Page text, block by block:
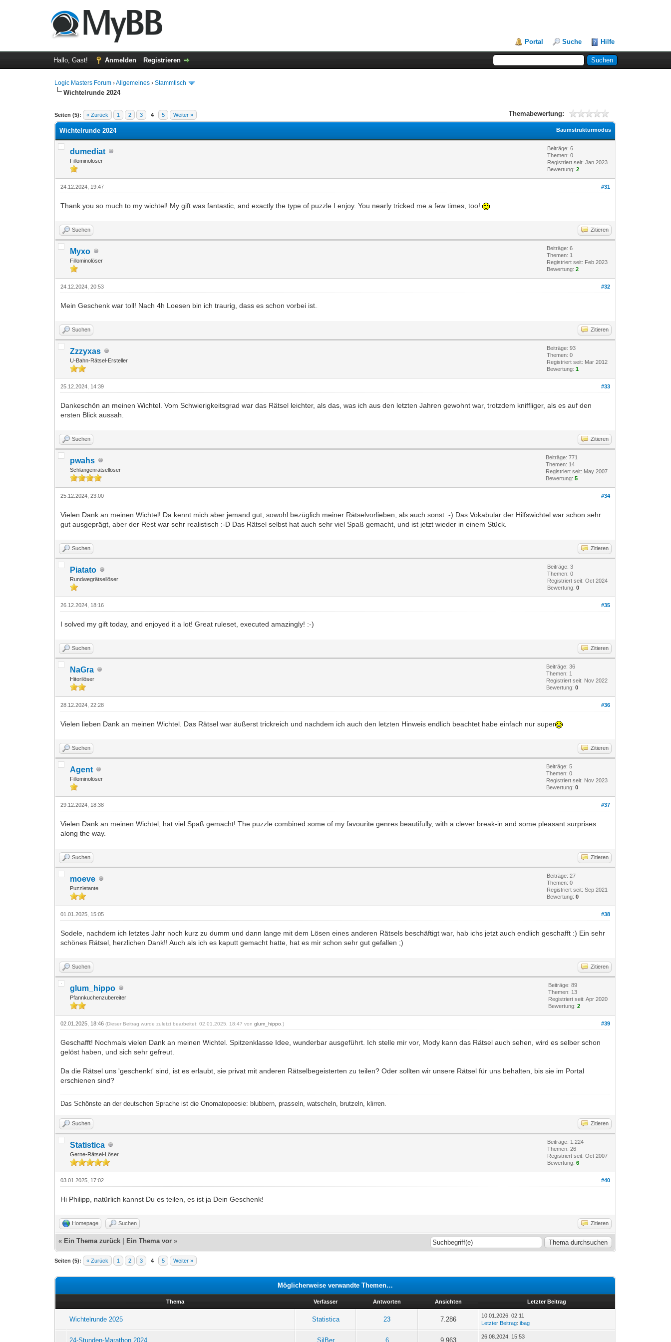
Portal Suche Hilfe
Hallo, Gast! Anmelden Registrieren
Logic Masters Forum ›Allgemeines ›Stammtisch
Wichtelrunde 2024
Seiten (5): « Zurück 1 2 3 4 5 Weiter » Themabewertung:
0 Bewertung(en) - 0 im Durchschnitt
1
2
3
4
5
Baumstrukturmodus
Wichtelrunde 2024
dumediat
Fillominolöser
Beiträge: 6
Themen: 0
Registriert seit: Jan 2023
Bewertung:2
#31
24.12.2024, 19:47
Thank you so much to my wichtel! My gift was fantastic, and exactly the type of puzzle I enjoy. You nearly tricked me a few times, too!
Suchen Zitieren
Myxo
Fillominolöser
Beiträge: 6
Themen: 1
Registriert seit: Feb 2023
Bewertung:2
#32
24.12.2024, 20:53
Mein Geschenk war toll! Nach 4h Loesen bin ich traurig, dass es schon vorbei ist.
Suchen Zitieren
Zzzyxas
U-Bahn-Rätsel-Ersteller
Beiträge: 93
Themen: 0
Registriert seit: Mar 2012
Bewertung:1
#33
25.12.2024, 14:39
Dankeschön an meinen Wichtel. Vom Schwierigkeitsgrad war das Rätsel leichter, als das, was ich aus den letzten Jahren gewohnt war, trotzdem kniffliger, als es auf den
ersten Blick aussah.
Suchen Zitieren
pwahs
Schlangenrätsellöser
Beiträge: 771
Themen: 14
Registriert seit: May 2007
Bewertung:5
#34
25.12.2024, 23:00
Vielen Dank an meinen Wichtel! Da kennt mich aber jemand gut, sowohl bezüglich meiner Rätselvorlieben, als auch sonst :-) Das Vokabular der Hilfswichtel war schon sehr
gut ausgeprägt, aber der Rest war sehr realistisch :-D Das Rätsel selbst hat auch sehr viel Spaß gemacht, und ist jetzt wieder in einem Stück.
Suchen Zitieren
Piatato
Rundwegrätsellöser
Beiträge: 3
Themen: 0
Registriert seit: Oct 2024
Bewertung:0
#35
26.12.2024, 18:16
I solved my gift today, and enjoyed it a lot! Great ruleset, executed amazingly! :-)
Suchen Zitieren
NaGra
Hitorilöser
Beiträge: 36
Themen: 1
Registriert seit: Nov 2022
Bewertung:0
#36
28.12.2024, 22:28
Vielen lieben Dank an meinen Wichtel. Das Rätsel war äußerst trickreich und nachdem ich auch den letzten Hinweis endlich beachtet habe einfach nur super
Suchen Zitieren
Agent
Fillominolöser
Beiträge: 5
Themen: 0
Registriert seit: Nov 2023
Bewertung:0
#37
29.12.2024, 18:38
Vielen Dank an meinen Wichtel, hat viel Spaß gemacht! The puzzle combined some of my favourite genres beautifully, with a clever break-in and some pleasant surprises
along the way.
Suchen Zitieren
moeve
Puzzletante
Beiträge: 27
Themen: 0
Registriert seit: Sep 2021
Bewertung:0
#38
01.01.2025, 15:05
Sodele, nachdem ich letztes Jahr noch kurz zu dumm und dann lange mit dem Lösen eines anderen Rätsels beschäftigt war, hab ichs jetzt auch endlich geschafft :) Ein sehr
schönes Rätsel, herzlichen Dank!! Auch als ich es kaputt gemacht hatte, hat es mir schon sehr gut gefallen ;)
Suchen Zitieren
glum_hippo
Pfannkuchenzubereiter
Beiträge: 89
Themen: 13
Registriert seit: Apr 2020
Bewertung:2
#39
02.01.2025, 18:46(Dieser Beitrag wurde zuletzt bearbeitet: 02.01.2025, 18:47 vonglum_hippo .)
Geschafft! Nochmals vielen Dank an meinen Wichtel. Spitzenklasse Idee, wunderbar ausgeführt. Ich stelle mir vor, Mody kann das Rätsel auch sehen, wird es selber schon
gelöst haben, und sich sehr gefreut.
Da die Rätsel uns 'geschenkt' sind, ist es erlaubt, sie privat mit anderen Rätselbegeisterten zu teilen? Oder sollten wir unsere Rätsel für uns behalten, bis sie im Portal
erschienen sind?
Das Schönste an der deutschen Sprache ist die Onomatopoesie: blubbern, prasseln, watscheln, brutzeln, klirren.
Suchen Zitieren
Statistica
Gerne-Rätsel-Löser
Beiträge: 1.224
Themen: 26
Registriert seit: Oct 2007
Bewertung:6
#40
03.01.2025, 17:02
Hi Philipp, natürlich kannst Du es teilen, es ist ja Dein Geschenk!
Homepage Suchen Zitieren
« Ein Thema zurück Ein Thema vor »
Seiten (5): « Zurück 1 2 3 4 5 Weiter »
Möglicherweise verwandte Themen…
Thema Verfasser Antworten Ansichten Letzter Beitrag
Wichtelrunde 2025 Statistica 23 7.286
10.01.2026, 02:11
Letzter Beitrag:ibag
24-Stunden-Marathon 2024 SilBer 6 9.963
26.08.2024, 15:53